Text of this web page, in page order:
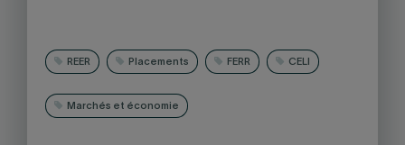
REER Placements FERR CELI
Marchés et économie